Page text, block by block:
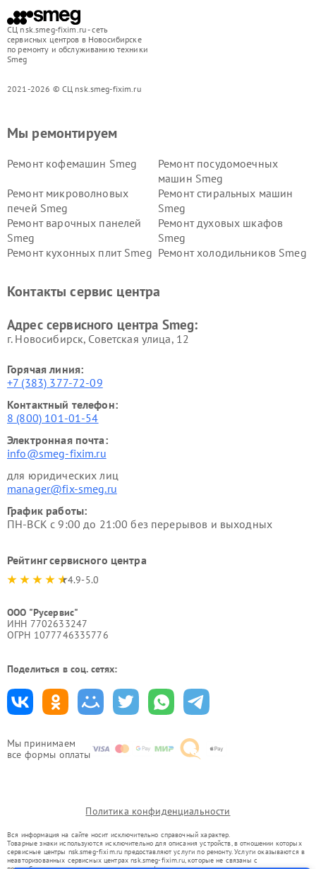
СЦ nsk.smeg-fixim.ru - сеть
сервисных центров в Новосибирске
по ремонту и обслуживанию техники
Smeg
2021-2026 © СЦ nsk.smeg-fixim.ru
Мы принимаем
все формы оплаты
Мы ремонтируем
Ремонт кофемашин Smeg
Ремонт посудомоечных
машин Smeg
Ремонт микроволновых
печей Smeg
Ремонт стиральных машин
Smeg
Ремонт варочных панелей
Smeg
Ремонт духовых шкафов
Smeg
Ремонт кухонных плит Smeg Ремонт холодильников Smeg
Контакты сервис центра
Адрес сервисного центра Smeg:
г. Новосибирск, Советская улица, 12
Горячая линия:
+7 (383) 377-72-09
Контактный телефон:
8 (800) 101-01-54
Электронная почта:
info@smeg-fixim.ru
для юридических лиц
manager@fix-smeg.ru
График работы:
ПН-ВСК с 9:00 до 21:00 без перерывов и выходных
Рейтинг сервисного центра
4.9-5.0
ООО "Русервис"
ИНН 7702633247
ОГРН 1077746335776
Поделиться в соц. сетях:
Политика конфиденциальности
Вся информация на сайте носит исключительно справочный характер.
Товарные знаки используются исключительно для описания устройств, в отношении которых
сервисные центры nsk.smeg-fixim.ru предоставляют услуги по ремонту. Услуги оказываются в
неавторизованных сервисных центрах nsk.smeg-fixim.ru, которые не связаны с